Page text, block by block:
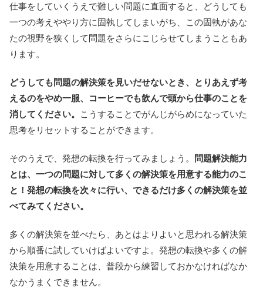
仕事をしていくうえで難しい問題に直面すると、どうしても
一つの考えややり方に固執してしまいがち、この固執があな
たの視野を狭くして問題をさらにこじらせてしまうこともあ
ります。
どうしても問題の解決策を見いだせないとき、とりあえず考
えるのをやめ一服、コーヒーでも飲んで頭から仕事のことを
消してください。
こうすることでがんじがらめになっていた
思考をリセットすることができます。
そのうえで、発想の転換を行ってみましょう。
問題解決能力
とは、一つの問題に対して多くの解決策を用意する能力のこ
と！発想の転換を次々に行い、できるだけ多くの解決策を並
べてみてください。
多くの解決策を並べたら、あとはよりよいと思われる解決策
から順番に試していけばよいですよ。発想の転換や多くの解
決策を用意することは、普段から練習しておかなければなか
なかうまくできません。